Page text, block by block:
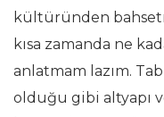
kültüründen
kısa zamanda ne
anlatmam lazım.
olduğu gibi altyapı